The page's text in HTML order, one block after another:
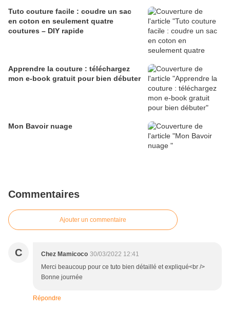
Tuto couture facile : coudre un sac
en coton en seulement quatre
coutures – DIY rapide
Apprendre la couture : téléchargez
mon e-book gratuit pour bien débuter
Mon Bavoir nuage
Commentaires
Ajouter un commentaire
C Chez Mamicoco 30/03/2022 12:41
Merci beaucoup pour ce tuto bien détaillé et expliqué<br />
Bonne journée
Répondre